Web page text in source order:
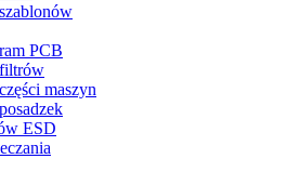
PCB
maszyn
ESD